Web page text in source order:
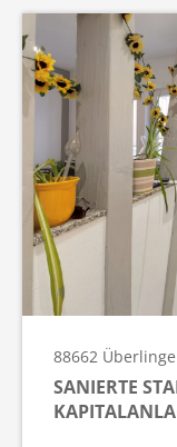
88662
SANIERTE